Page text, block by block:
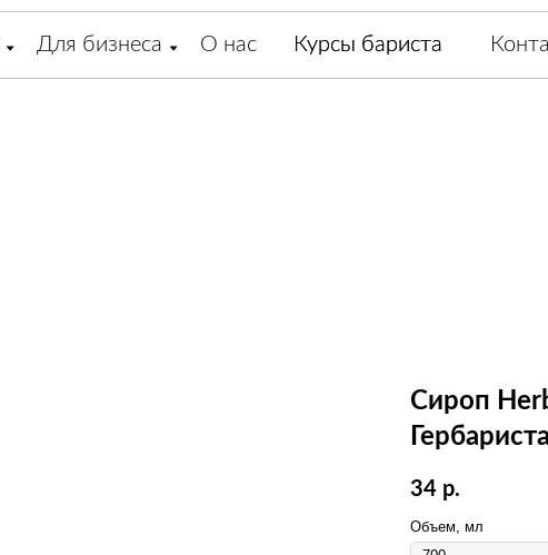
О нас Курсы бариста
Курсы бариста
Для бизнеса
Сироп
34 р.
Объем, мл